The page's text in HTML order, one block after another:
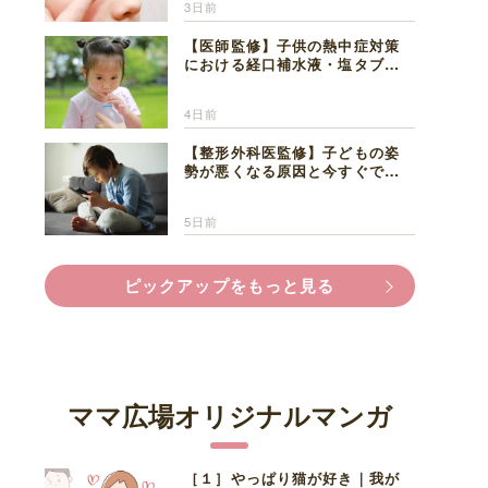
3日前
【医師監修】子供の熱中症対策
における経口補水液・塩タブレ
4日前
【整形外科医監修】子どもの姿
勢が悪くなる原因と今すぐでき
5日前
ピックアップをもっと見る
ママ広場オリジナルマンガ
［１］やっぱり猫が好き｜我が